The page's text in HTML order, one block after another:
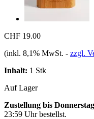
CHF 19.00
(inkl. 8,1% MwSt. - zzgl.
Inhalt: 1 Stk
Auf Lager
Zustellung bis
23:59 Uhrbestellst.